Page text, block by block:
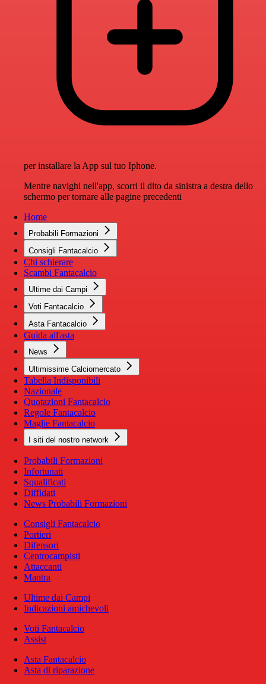
per installare la App sul tuo Iphone.
Mentre navighi nell'app, scorri il dito da sinistra a destra dello
schermo per tornare alle pagine precedenti
Home
Probabili Formazioni
Consigli Fantacalcio
Chi schierare
Scambi Fantacalcio
Ultime dai Campi
Voti Fantacalcio
Asta Fantacalcio
Guida all'asta
News
Ultimissime Calciomercato
Tabella Indisponibili
Nazionale
Quotazioni Fantacalcio
Regole Fantacalcio
Maglie Fantacalcio
I siti del nostro network
Probabili Formazioni
Infortunati
Squalificati
Diffidati
News Probabili Formazioni
Consigli Fantacalcio
Portieri
Difensori
Centrocampisti
Attaccanti
Mantra
Ultime dai Campi
Indicazioni amichevoli
Voti Fantacalcio
Assist
Asta Fantacalcio
Asta di riparazione